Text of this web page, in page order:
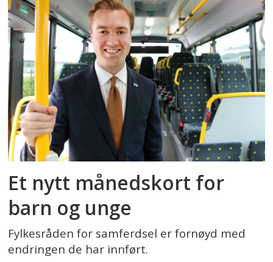
Et nytt månedskort for
barn og unge
Fylkesråden for samferdsel er fornøyd med
endringen de har innført.